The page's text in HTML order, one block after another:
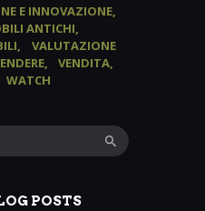
E INNOVAZIONE
ANTICHI
VALUTAZIONE
VENDITA
WATCH
POSTS